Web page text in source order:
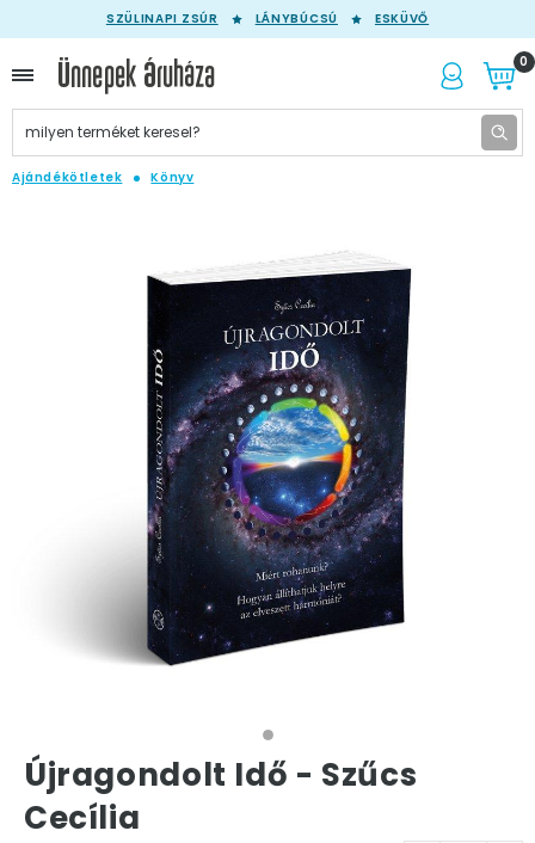
SZÜLINAPI ZSÚR LÁNYBÚCSÚ ESKÜVŐ
0
Ajándékötletek Könyv
Újragondolt Idő - Szűcs
Cecília